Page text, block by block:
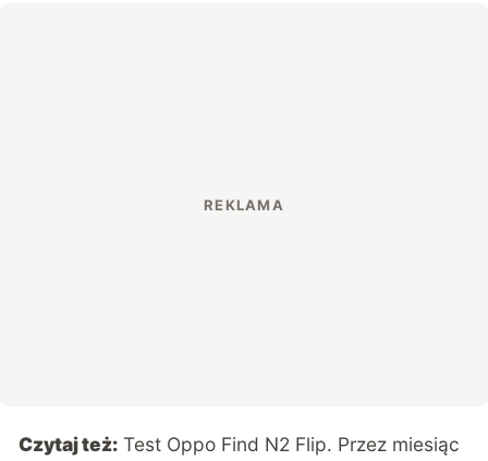
Czytaj też: Test Oppo Find N2 Flip. Przez miesiąc